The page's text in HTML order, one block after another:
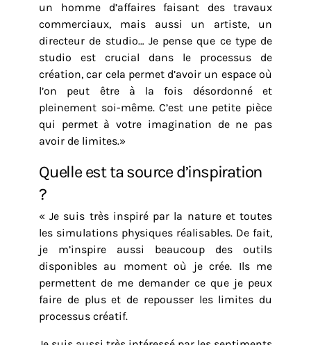
un homme d’affaires faisant des travaux
commerciaux, mais aussi un artiste, un
directeur de studio… Je pense que ce type de
studio est crucial dans le processus de
création, car cela permet d’avoir un espace où
l’on peut être à la fois désordonné et
pleinement soi-même. C’est une petite pièce
qui permet à votre imagination de ne pas
avoir de limites.»
Quelle est ta source d’inspiration
?
« Je suis très inspiré par la nature et toutes
les simulations physiques réalisables. De fait,
je m’inspire aussi beaucoup des outils
disponibles au moment où je crée. Ils me
permettent de me demander ce que je peux
faire de plus et de repousser les limites du
processus créatif.